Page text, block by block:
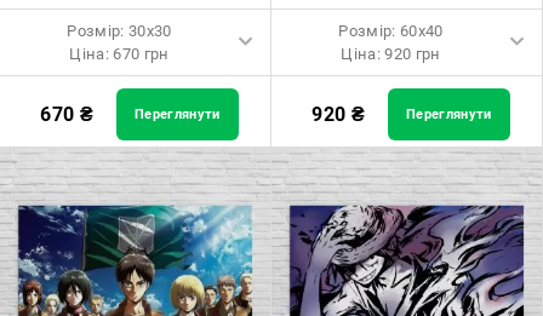
Розмір: 100x100 Ціна: 2500
грн
Розмір: 30x30
Ціна: 670 грн
Розмір: 30x30 Ціна: 670 грн
Розмір: 40x40 Ціна: 840 грн
Розмір: 50x50 Ціна: 970 грн
Розмір: 60x60 Ціна: 1290 грн
670 ₴ Переглянути
Розмір: 60x40
Ціна: 920 грн
Розмір: 60x40 Ціна: 920 грн
Розмір: 90x60 Ціна: 1650 грн
Розмір: 120x80 Ціна: 2050 грн
920 ₴ Переглянути